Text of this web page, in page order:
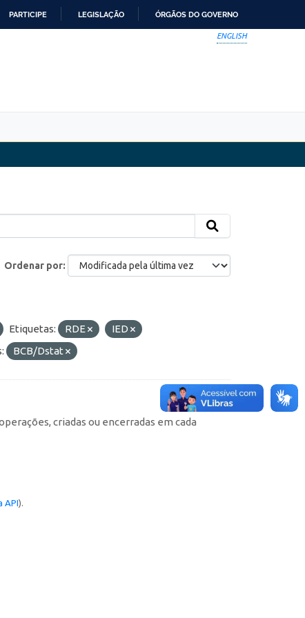
PARTICIPE LEGISLAÇÃO ÓRGÃOS DO GOVERNO
ENGLISH
Ordenar por
Etiquetas: RDE
IED
BCB/Dstat
criadas ou encerradas em cada
API).